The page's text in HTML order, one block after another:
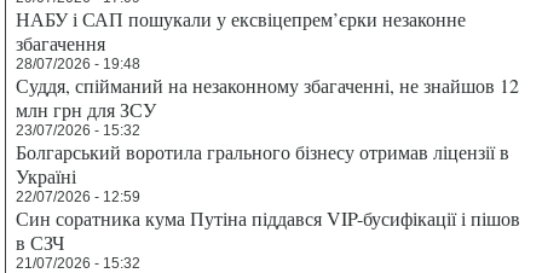
НАБУ і САП пошукали у ексвіцепрем’єрки незаконне
збагачення
28/07/2026 - 19:48
Суддя, спійманий на незаконному збагаченні, не знайшов 12
млн грн для ЗСУ
23/07/2026 - 15:32
Болгарський воротила грального бізнесу отримав ліцензії в
Україні
22/07/2026 - 12:59
Син соратника кума Путіна піддався VIP-бусифікації і пішов
в СЗЧ
21/07/2026 - 15:32